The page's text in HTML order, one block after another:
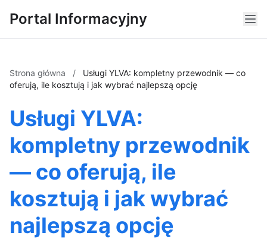
Portal Informacyjny
Strona główna /
Usługi YLVA: kompletny przewodnik — co
oferują, ile kosztują i jak wybrać najlepszą opcję
Usługi YLVA:
kompletny przewodnik
— co oferują, ile
kosztują i jak wybrać
najlepszą opcję